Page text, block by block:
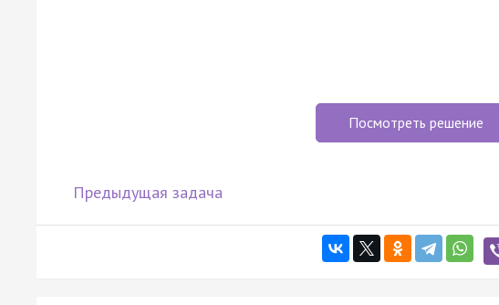
Посмотреть решение
Предыдущая задача